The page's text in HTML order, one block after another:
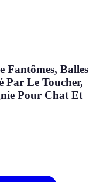
Fantômes, Balles
Par Le Toucher,
Pour Chat Et